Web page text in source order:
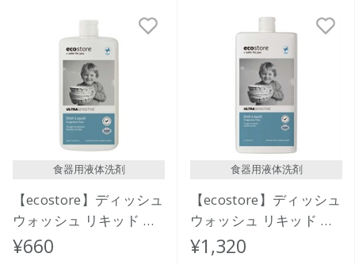
食器用液体洗剤
【ecostore】ディッシュ
ウォッシュ リキッド ＜
無香料＞ 500mL
¥660
食器用液体洗剤
【ecostore】ディッシュ
ウォッシュ リキッド ＜
無香料＞ 1L
¥1,320